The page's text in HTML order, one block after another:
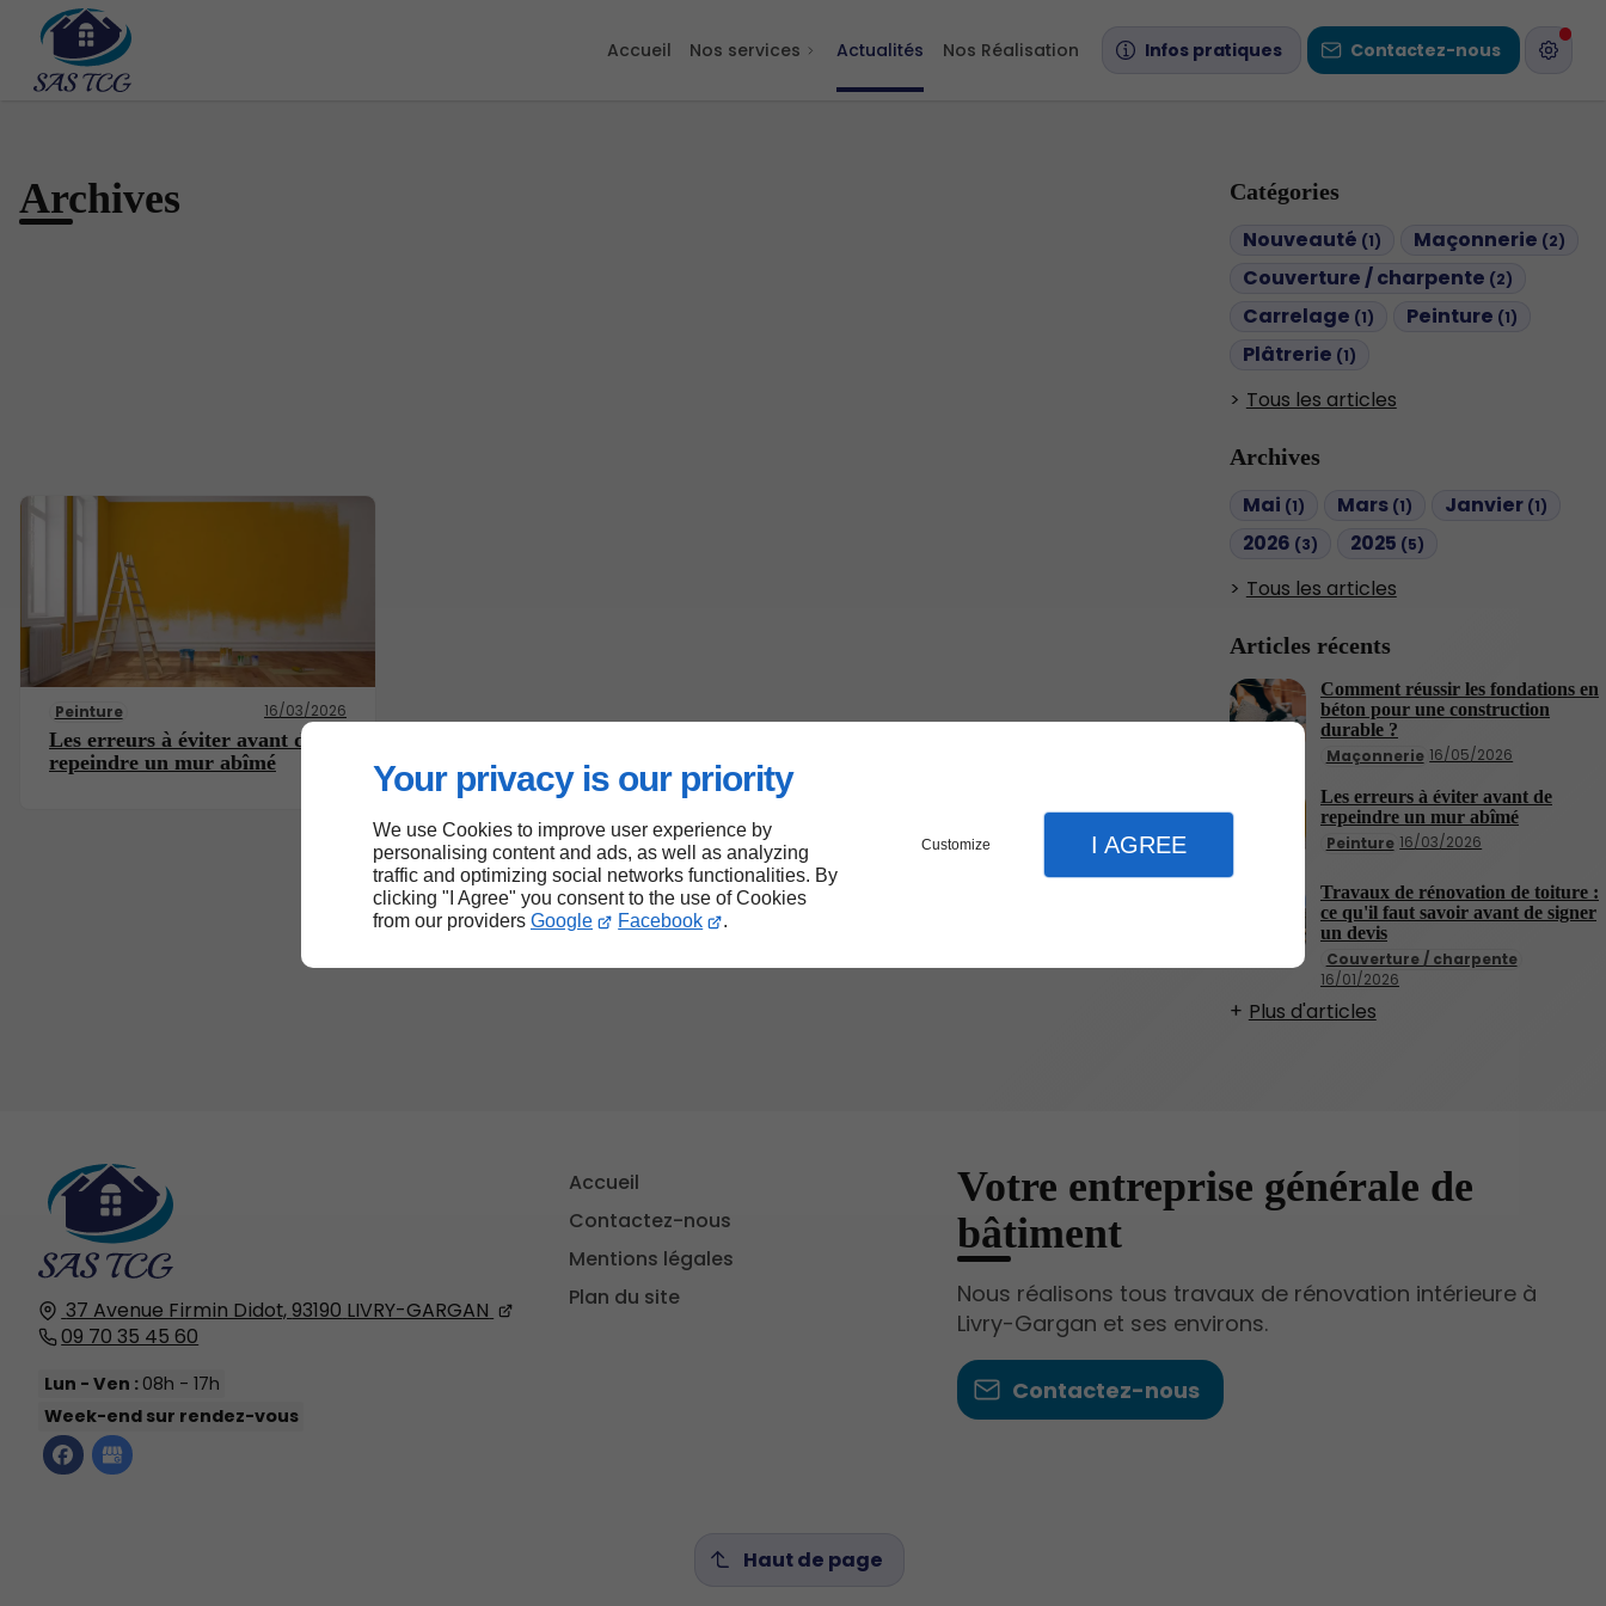
Your privacy is our priority
We use Cookies to improve user experience by
personalising content and ads, as well as analyzing
traffic and optimizing social networks functionalities. By
clicking "I Agree" you consent to the use of Cookies
from our providers Google Facebook .
Customize I AGREE
Accueil Nos services Actualités Nos Réalisation Infos pratiques Contactez-nous
Catégories
Nouveauté (1) Maçonnerie (2)
Couverture / charpente (2)
Carrelage (1) Peinture (1)
Plâtrerie (1)
Tous les articles
Archives
Mai (1) Mars (1) Janvier (1)
2026 (3) 2025 (5)
Tous les articles
Articles récents
Maçonnerie 16/05/2026
Comment réussir les fondations en
béton pour une construction
durable ?
Peinture 16/03/2026
Les erreurs à éviter avant de
repeindre un mur abîmé
Couverture / charpente
16/01/2026
Travaux de rénovation de toiture :
ce qu'il faut savoir avant de signer
un devis
Plus d'articles
Archives
Peinture 16/03/2026
Les erreurs à éviter avant de
repeindre un mur abîmé
37 Avenue Firmin Didot,93190 LIVRY-GARGAN
09 70 35 45 60
Lun - Ven : 08h - 17h
Week-end sur rendez-vous
Accueil
Contactez-nous
Mentions légales
Plan du site
Votre entreprise générale de
bâtiment
Nous réalisons tous travaux de rénovation intérieure à
Livry-Gargan et ses environs.
Contactez-nous
Haut de page